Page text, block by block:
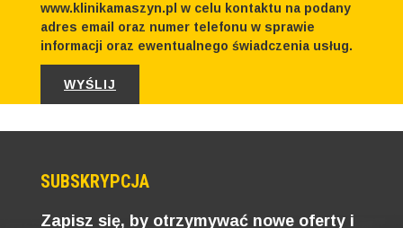
www.klinikamaszyn.pl w celu kontaktu na podany
adres email oraz numer telefonu w sprawie
informacji oraz ewentualnego świadczenia usług.
SUBSKRYPCJA
Zapisz się, by otrzymywać nowe oferty i